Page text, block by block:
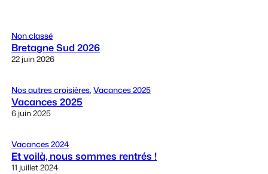
Non classé
Bretagne Sud 2026
22 juin 2026
Nos autres croisières, Vacances 2025
Vacances 2025
6 juin 2025
Vacances 2024
Et voilà, nous sommes rentrés !
11 juillet 2024